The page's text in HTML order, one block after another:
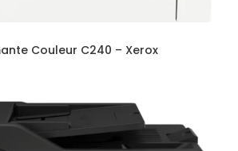
Couleur C240 – Xerox